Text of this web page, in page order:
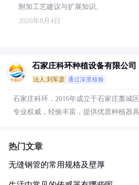
附加工艺建议与扩展知识。
2026年8月4日
石家庄科环种植设备有限公司
法人:刘军彦 通过深度核验
石家庄科环，2016年成立于石家庄藁城
专业权威，经验丰富，提供优质种植器具
热门文章
无缝钢管的常用规格及壁厚